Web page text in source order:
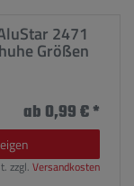
2471
Größen
ab 0,99 € *
zzgl. Versandkosten